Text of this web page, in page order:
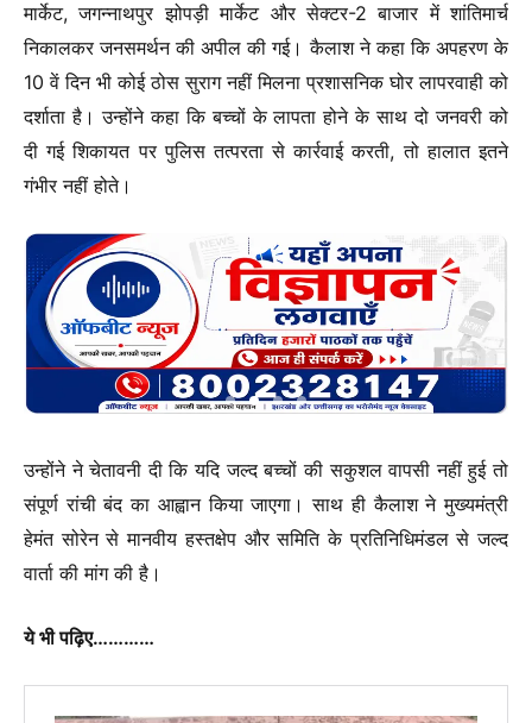
मार्केट, जगन्नाथपुर झोपड़ी मार्केट और सेक्टर-2 बाजार में शांतिमार्च
निकालकर जनसमर्थन की अपील की गई। कैलाश ने कहा कि अपहरण के
10 वें दिन भी कोई ठोस सुराग नहीं मिलना प्रशासनिक घोर लापरवाही को
दर्शाता है। उन्होंने कहा कि बच्चों के लापता होने के साथ दो जनवरी को
दी गई शिकायत पर पुलिस तत्परता से कार्रवाई करती, तो हालात इतने
गंभीर नहीं होते।
उन्होंने ने चेतावनी दी कि यदि जल्द बच्चों की सकुशल वापसी नहीं हुई तो
संपूर्ण रांची बंद का आह्वान किया जाएगा। साथ ही कैलाश ने मुख्यमंत्री
हेमंत सोरेन से मानवीय हस्तक्षेप और समिति के प्रतिनिधिमंडल से जल्द
वार्ता की मांग की है।
ये भी पढ़िए…………